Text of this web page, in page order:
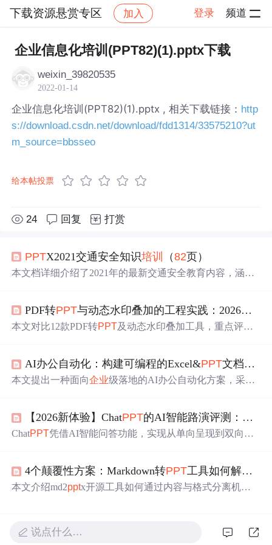
下载资源悬赏专区 加入 登录 频道
社区 下载资源悬赏专区 帖子详情
企业信息化培训(PPT82)(1).pptx下载
weixin_39820535
2022-01-14
企业信息化培训(PPT82)(1).pptx , 相关下载链接： http
s://download.csdn.net/download/fdd1314/33575210?ut
m_source=bbsseo
给本帖投票
24 回复 打赏
PPTX2021交通安全知识培训 （82页）
本文档详细介绍了2021年的最新交通安全教育内容，涵盖
PDF转PPT与动态水印叠加的工程实践：2026国内免费工具性能对比
本文对比12款PDF转PPT及动态水印叠加工具，重点评测
度，验证其在60页复杂PDF场景下优于海外工具的表现。
技术层面分析PPTX底层结构中母版插入、独立层叠加与
AI办公自动化：构建可编程的Excel&PPT文档生成系统
本文提出一种面向企业级落地的AI办公自动化方案，采用
可编程生成。核心创新包括：模板即代码工程化设计、占
位符原子化、文档指纹机制、Qwen2.5本地化部署及三层
【2026新体验】ChatPPT的AI智能路演评测： PPT
ChatPPT凭借AI智能问答功能，实现从单向呈现到双向互
演示效果。相较竞品，ChatPPT在准确率与专业性上表现
突出，推动演示工具向智能化发展。
4个颠覆性方案：Markdown转PPT工具如何解决演示文稿制作效率难题
本文介绍md2pptx开源工具如何通过内容与格式分离机
案，并详解卡片、彩色清单、分栏、流程四种布局模式的
技术原理与适用场景。强调Git版本控制、模板驱动、自动
说点什么…